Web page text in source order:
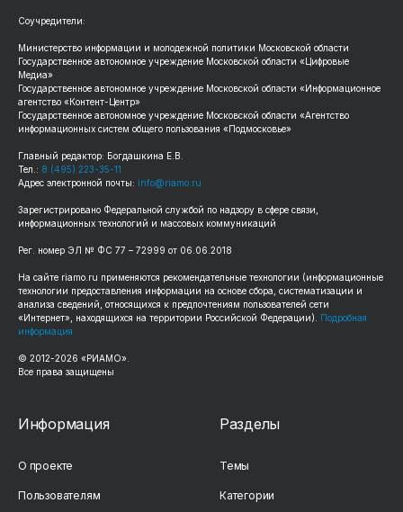
Соучредители:
Министерство информации и молодежной политики Московской области
Государственное автономное учреждение Московской области «Цифровые
Медиа»
Государственное автономное учреждение Московской области «Информационное
агентство «Контент-Центр»
Государственное автономное учреждение Московской области «Агентство
информационных систем общего пользования «Подмосковье»
Главный редактор: Богдашкина Е.В.
Тел.: 8 (495) 223-35-11
Адрес электронной почты: info@riamo.ru
Зарегистрировано Федеральной службой по надзору в сфере связи,
информационных технологий и массовых коммуникаций
Рег. номер ЭЛ № ФС 77 – 72999 от 06.06.2018
На сайте riamo.ru применяются рекомендательные технологии (информационные
технологии предоставления информации на основе сбора, систематизации и
анализа сведений, относящихся к предпочтениям пользователей сети
«Интернет», находящихся на территории Российской Федерации). Подробная
информация
© 2012-2026 «РИАМО».
Все права защищены
Информация
О проекте
Пользователям
Разделы
Темы
Категории